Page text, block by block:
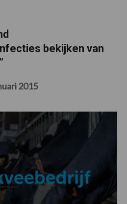
bekijken van
2015